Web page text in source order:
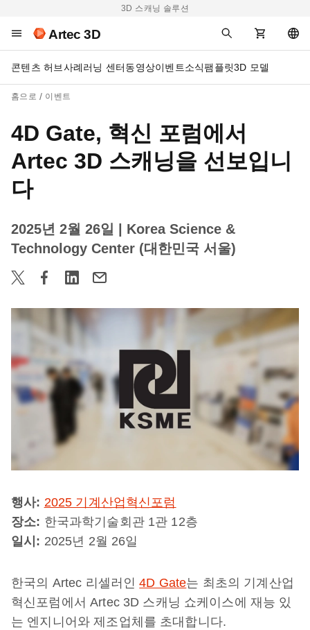
3D 스캐닝 솔루션
Artec 3D
콘텐츠 허브사례러닝 센터동영상이벤트소식팸플릿3D 모델
홈으로 이벤트
4D Gate, 혁신 포럼에서
Artec 3D 스캐닝을 선보입니
다
2025년 2월 26일
| Korea Science &
Technology Center (대한민국 서울)
행사: 2025 기계산업혁신포럼
장소: 한국과학기술회관 1관 12층
일시: 2025년 2월 26일
한국의 Artec 리셀러인4D Gate는 최초의 기계산업
혁신포럼에서 Artec 3D 스캐닝 쇼케이스에 재능 있
는 엔지니어와 제조업체를 초대합니다.